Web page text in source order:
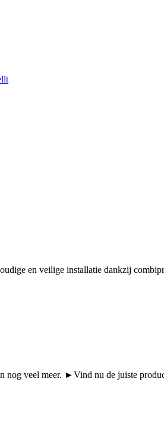
en veilige installatie dankzij
nog veel meer. ►Vind nu de juiste